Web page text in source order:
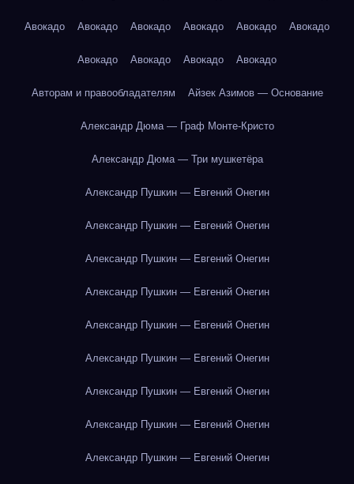
Авокадо Авокадо Авокадо Авокадо Авокадо Авокадо
Авокадо Авокадо Авокадо Авокадо
Авторам и правообладателям Айзек Азимов — Основание
Александр Дюма — Граф Монте-Кристо
Александр Дюма — Три мушкетёра
Александр Пушкин — Евгений Онегин
Александр Пушкин — Евгений Онегин
Александр Пушкин — Евгений Онегин
Александр Пушкин — Евгений Онегин
Александр Пушкин — Евгений Онегин
Александр Пушкин — Евгений Онегин
Александр Пушкин — Евгений Онегин
Александр Пушкин — Евгений Онегин
Александр Пушкин — Евгений Онегин